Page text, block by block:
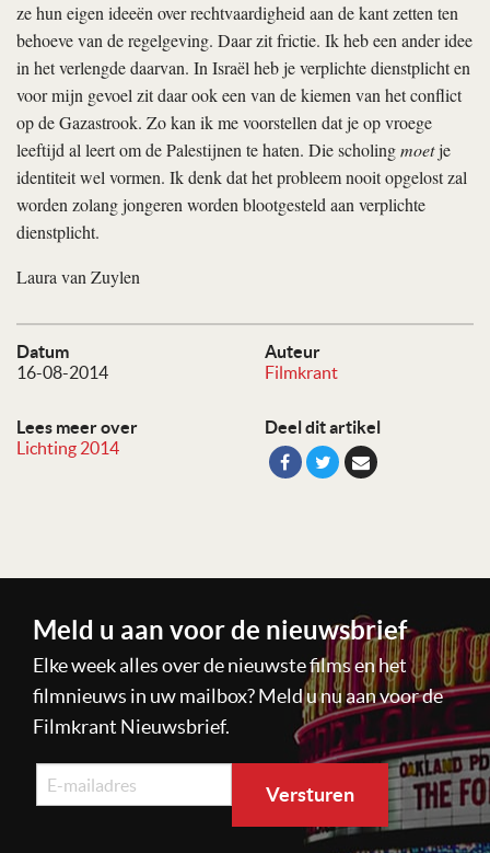
Datum
16-08-2014
Auteur
Filmkrant
Lees meer over
Lichting 2014
Deel dit artikel
ze hun eigen ideeën over rechtvaardigheid aan de kant zetten ten
behoeve van de regelgeving. Daar zit frictie. Ik heb een ander idee
in het verlengde daarvan. In Israël heb je verplichte dienstplicht en
voor mijn gevoel zit daar ook een van de kiemen van het conflict
op de Gazastrook. Zo kan ik me voorstellen dat je op vroege
leeftijd al leert om de Palestijnen te haten. Die scholingmoetje
identiteit wel vormen. Ik denk dat het probleem nooit opgelost zal
worden zolang jongeren worden blootgesteld aan verplichte
dienstplicht.
Laura van Zuylen
Meld u aan voor de nieuwsbrief
Elke week alles over de nieuwste films en het
filmnieuws in uw mailbox? Meld u nu aan voor de
Filmkrant Nieuwsbrief.